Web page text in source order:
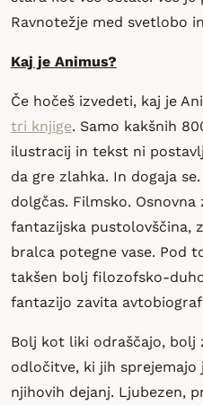
Ravnotežje med svetlobo
Kaj je Animus?
Če hočeš izvedeti, kaj je
tri knjige. Samo kakšnih
ilustracij in tekst ni
da gre zlahka. In dogaja
dolgčas. Filmsko.
fantazijska pustolovščina,
bralca potegne vase. Pod
takšen bolj filozofsko-
fantazijo zavita
Bolj kot liki odraščajo, bolj
odločitve, ki jih sprejemajo
njihovih dejanj. Ljubezen,